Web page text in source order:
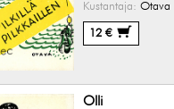
Kustantaja: Otava
12 €
Olli